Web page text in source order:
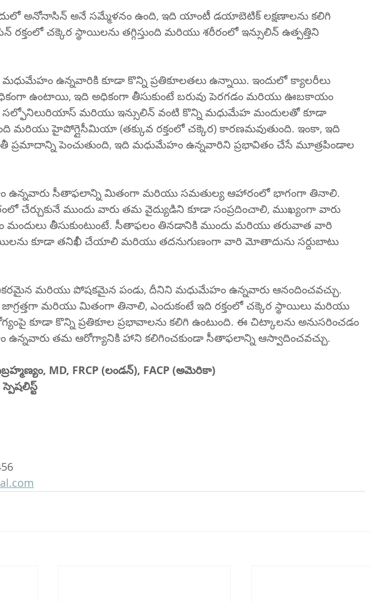
అనోనాసిన్ అనే సమ్మేళనం ఉంది, ఇది యాంటీ డయాబెటిక్ లక్షణాలను కలిగి
రక్తంలో చక్కెర స్థాయిలను తగ్గిస్తుంది మరియు శరీరంలో ఇన్సులిన్ ఉత్పత్తిని
ఉన్నవారికి కూడా కొన్ని ప్రతికూలతలు ఉన్నాయి. ఇందులో క్యాలరీలు
ఉంటాయి, ఇది అధికంగా తీసుకుంటే బరువు పెరగడం మరియు ఊబకాయం
సల్ఫోనిలురియాస్ మరియు ఇన్సులిన్ వంటి కొన్ని మధుమేహ మందులతో కూడా
మరియు హైపోగ్లైసీమియా (తక్కువ రక్తంలో చక్కెర) కారణమవుతుంది. ఇంకా, ఇది
పెంచుతుంది, ఇది మధుమేహం ఉన్నవారిని ప్రభావితం చేసే మూత్రపిండాల
ఉన్నవారు సీతాఫలాన్ని మితంగా మరియు సమతుల్య ఆహారంలో భాగంగా తినాలి.
చేర్చుకునే ముందు వారు తమ వైద్యుడిని కూడా సంప్రదించాలి, ముఖ్యంగా వారు
తీసుకుంటుంటే. సీతాఫలం తినడానికి ముందు మరియు తరువాత వారి
కూడా తనిఖీ చేయాలి మరియు తదనుగుణంగా వారి మోతాదును సర్దుబాటు
మరియు పోషకమైన పండు, దీనిని మధుమేహం ఉన్నవారు ఆనందించవచ్చు.
మరియు మితంగా తినాలి, ఎందుకంటే ఇది రక్తంలో చక్కెర స్థాయిలు మరియు
కూడా కొన్ని ప్రతికూల ప్రభావాలను కలిగి ఉంటుంది. ఈ చిట్కాలను అనుసరించడం
తమ ఆరోగ్యానికి హాని కలిగించకుండా సీతాఫలాన్ని ఆస్వాదించవచ్చు.
MD, FRCP (లండన్), FACP (అమెరికా)